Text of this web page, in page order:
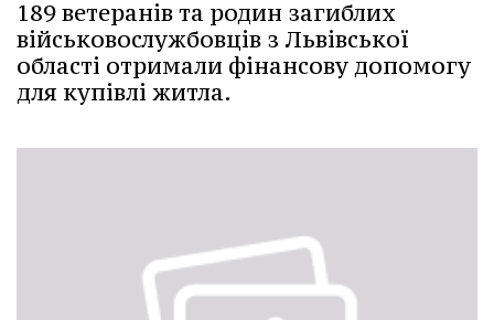
189 ветеранів та родин загиблих
військовослужбовців з Львівської
області отримали фінансову допомогу
для купівлі житла.